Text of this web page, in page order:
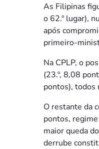
As Filipinas
o 62.º lugar),
após
primeiro-
Na CPLP, o
(23.º, 8,08
pontos), todos
O restante da
pontos,
maior queda
derrube